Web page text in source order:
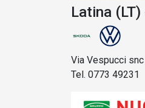
Latina
Via Vespucci snc
Tel. 0773 49231